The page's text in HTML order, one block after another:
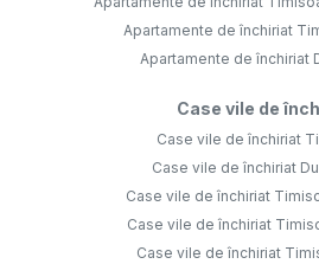
Apartamente de închiriat
Apartamente de închiriat
Case vile de
Case vile de închiriat
Case vile de închiriat
Case vile de închiriat
Case vile de închiriat
Case vile de închiriat